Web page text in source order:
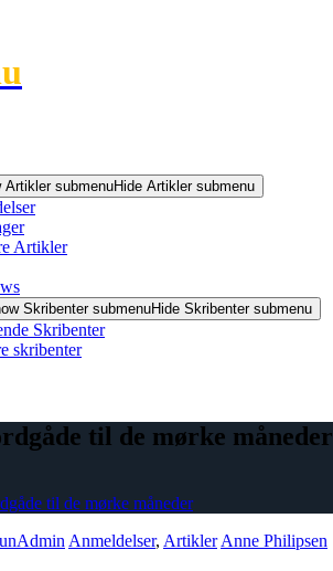
Artikler submenuHide Artikler submenu
Artikler
Skribenter submenuHide Skribenter submenu
Skribenter
skribenter
til de mørke måneder
til de mørke måneder
Anmeldelser, Artikler Anne Philipsen